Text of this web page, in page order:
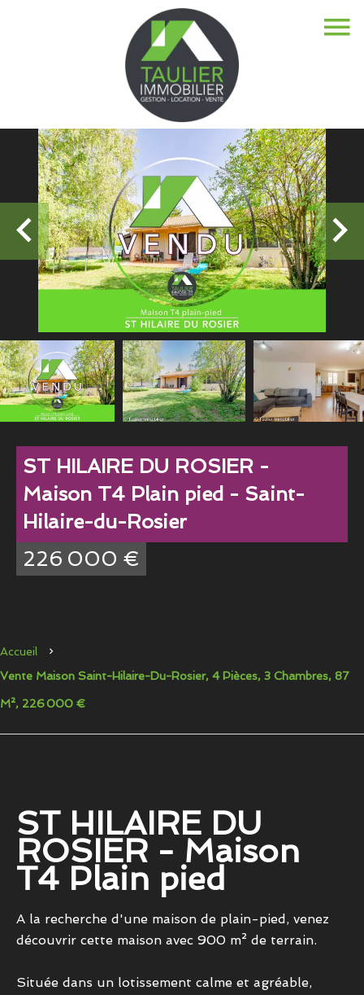
ST HILAIRE DU ROSIER -
Maison T4 Plain pied - Saint-
Hilaire-du-Rosier
226 000 €
Accueil
Vente Maison Saint-Hilaire-Du-Rosier, 4 Pièces, 3 Chambres, 87
M², 226 000 €
ST HILAIRE DU
ROSIER - Maison
T4 Plain pied
A la recherche d'une maison de plain-pied, venez
découvrir cette maison avec 900 m² de terrain.
Située dans un lotissement calme et agréable,